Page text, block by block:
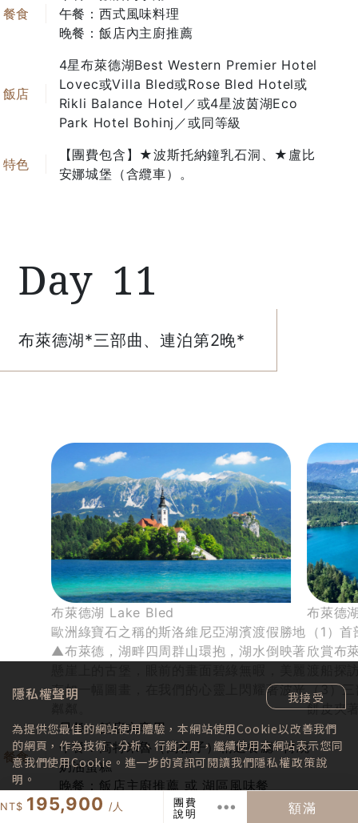
午餐：西式風味料理
晚餐：飯店內主廚推薦
4星布萊德湖Best Western Premier Hotel
Lovec或Villa Bled或Rose Bled Hotel或
Rikli Balance Hotel／或4星波茵湖Eco
Park Hotel Bohinj／或同等級
【團費包含】★波斯托納鐘乳石洞、★盧比
安娜城堡（含纜車）。
11
布萊德湖*三部曲、連泊第2晚*
布萊德湖 Lake Bled
歐洲綠寶石之稱的斯洛維尼亞湖濱渡假勝地
▲布萊德，湖畔四周群山環抱，湖水倒映著
有如一幅圖畫，在我們的心靈上閃耀著波光
布萊德
（1）
欣賞布
（3）
餅皮夾
早餐：飯店內享用
午餐：高特米魯（高帽子）精選餐廳+傳統
奶油蛋糕
晚餐：飯店主廚推薦 或 湖區風味餐
4星布萊德湖Best Western Premier Hotel
195,900 團費
說明 額滿
隱私權聲明
為提供您最佳的網站使用體驗，本網站使用Cookie以改善我們
的網頁，作為技術、分析、行銷之用，繼續使用本網站表示您同
意我們使用Cookie。進一步的資訊可閱讀我們隱私權政策說
明。
我接受